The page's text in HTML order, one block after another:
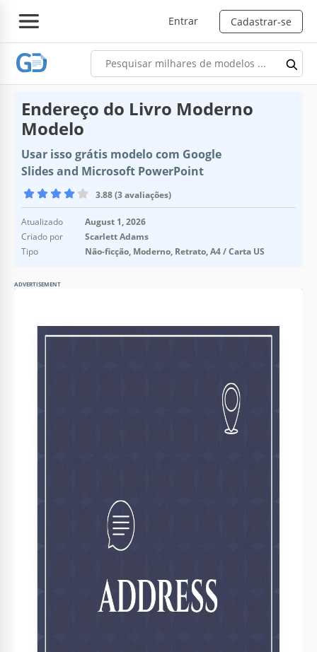
Entrar Cadastrar-se
Endereço do Livro Moderno
Modelo
Usar isso grátis modelo com Google
Slides and Microsoft PowerPoint
3.88 (3 avaliações)
Atualizado
August 1, 2026
Criado por
Scarlett Adams
Tipo
Não-ficção, Moderno, Retrato, A4 / Carta US
ADVERTISEMENT